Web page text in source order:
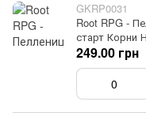
GKRP0031
Root RPG -
старт Корни
249.00 грн